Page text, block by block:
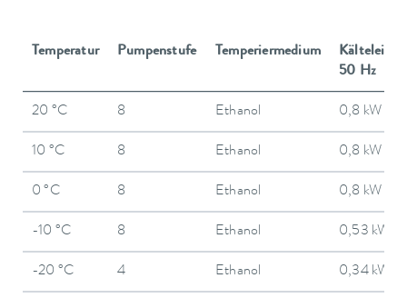
Temperatur Pumpenstufe Temperiermedium
50 Hz
20 °C 8 Ethanol 0,8 kW
10 °C 8 Ethanol 0,8 kW
0 °C 8 Ethanol 0,8 kW
-10 °C 8 Ethanol 0,53 kW
-20 °C 4 Ethanol 0,34 kW